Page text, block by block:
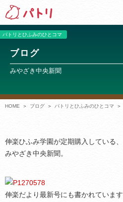
パトリとひふみのひとコマ
ブログ
みやざき中央新聞
HOME ブログ パトリとひふみのひとコマ
伸楽ひふみ学園が定期購入している、
みやざき中央新聞。
伸楽だより最新号にも書かれています